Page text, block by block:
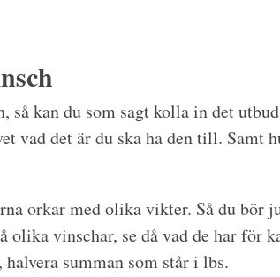
så kan du som sagt kolla in det
vad det är du ska ha den till. Samt
orkar med olika vikter. Så du bör
vinschar, se då vad de har för
summan som står i lbs.